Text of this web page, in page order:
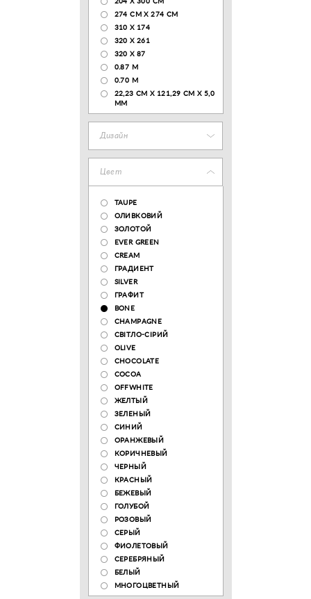
204 Х 300 СМ
274 СМ Х 274 СМ
310 X 174
320 X 261
320 X 87
0.87 M
0.70 M
22,23 CM X 121,29 CM X 5,0
MM
Дизайн
Цвет
TAUPE
ОЛИВКОВИЙ
ЗОЛОТОЙ
EVER GREEN
CREAM
ГРАДИЕНТ
SILVER
ГРАФИТ
BONE
CHAMPAGNE
СВІТЛО-СІРИЙ
OLIVE
CHOCOLATE
COCOA
OFFWHITE
ЖЕЛТЫЙ
ЗЕЛЕНЫЙ
СИНИЙ
ОРАНЖЕВЫЙ
КОРИЧНЕВЫЙ
ЧЕРНЫЙ
КРАСНЫЙ
БЕЖЕВЫЙ
ГОЛУБОЙ
РОЗОВЫЙ
СЕРЫЙ
ФИОЛЕТОВЫЙ
СЕРЕБРЯНЫЙ
БЕЛЫЙ
МНОГОЦВЕТНЫЙ